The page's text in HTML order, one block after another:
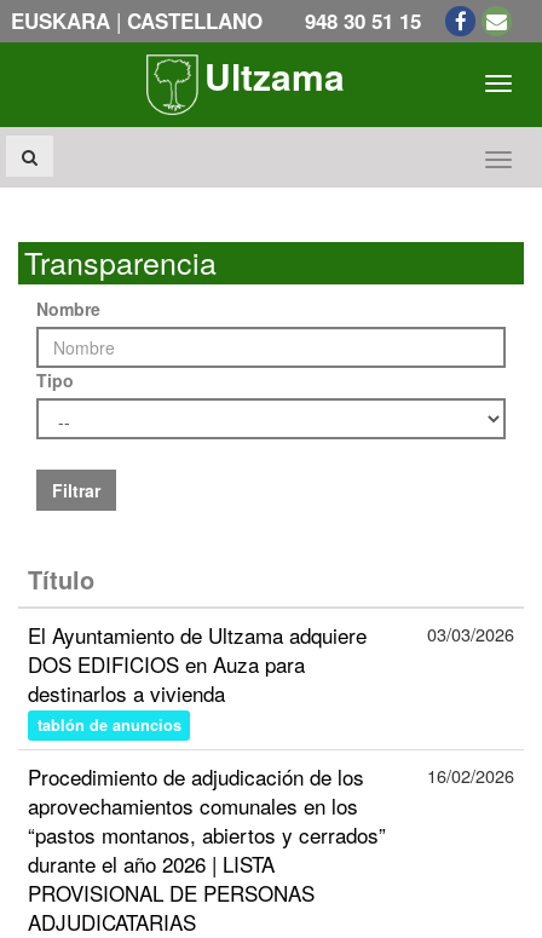
EUSKARA | CASTELLANO 948 30 51 15
Ultzama
Transparencia
Nombre
Tipo
Filtrar
Título
El Ayuntamiento de Ultzama adquiere
DOS EDIFICIOS en Auza para
destinarlos a vivienda
tablón de anuncios
03/03/2026
Procedimiento de adjudicación de los
aprovechamientos comunales en los
“pastos montanos, abiertos y cerrados”
durante el año 2026 | LISTA
PROVISIONAL DE PERSONAS
ADJUDICATARIAS
16/02/2026